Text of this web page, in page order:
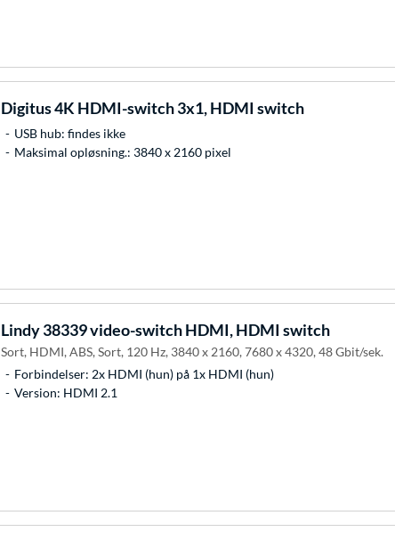
Digitus4K HDMI-switch 3x1, HDMI switch
USB hub: findes ikke
Maksimal opløsning.: 3840 x 2160 pixel
Lindy38339 video-switch HDMI, HDMI switch
Sort, HDMI, ABS, Sort, 120 Hz, 3840 x 2160, 7680 x 4320, 48 Gbit/sek.
Forbindelser: 2x HDMI (hun) på 1x HDMI (hun)
Version: HDMI 2.1